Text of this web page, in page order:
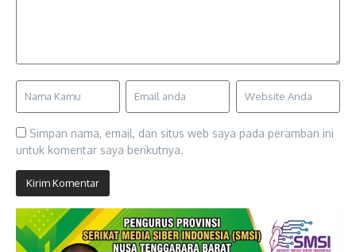
Simpan nama, email, dan situs web saya pada peramban ini
untuk komentar saya berikutnya.